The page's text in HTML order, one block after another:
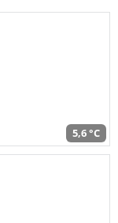
5,6 °C